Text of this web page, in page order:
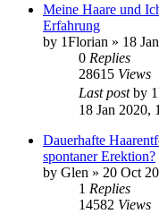
Meine Haare und
Erfahrung
by 1Florian » 18
0 Replies
28615 Views
Last postby
18 Jan 2020,
Dauerhafte
spontaner Erektion?
by Glen » 20 Oct
1 Replies
14582 Views